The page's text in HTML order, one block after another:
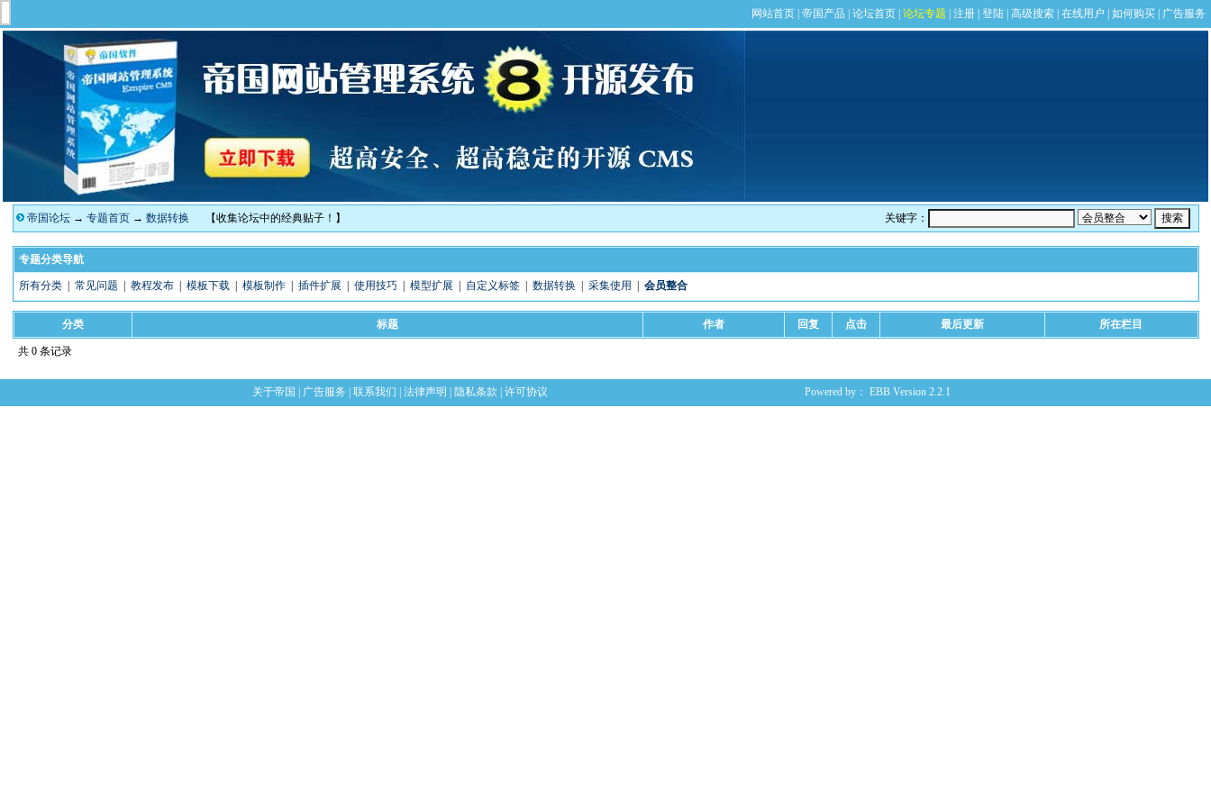
帝国论坛→ 专题首页→ 数据转换 【收集论坛中的经典贴子！】 关键字：
专题分类导航
所有分类| 常见问题 教程发布| 模板下载| 模板制作| 插件扩展 使用技巧| 模型扩展 自定义标签| 数据转换 采集使用 会员整合
分类 标题 作者 回复 点击 最后更新 所在栏目
共 0 条记录
关于帝国 广告服务 联系我们 法律声明 隐私条款 许可协议 Powered by： EBB Version 2.2.1